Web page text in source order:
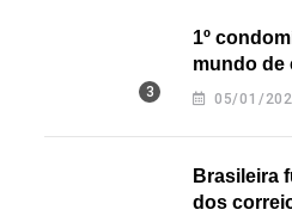
Trump assina novos decretos
07/08/2026
1º
mundo de
impressas
05/01/
Brasileira
dos